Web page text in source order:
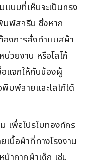
บบที่เห็นจะเป็นทรง
พ์สกรีน ซึ่งหาก
องการสั่งทำแมสผ้า
น่วยงาน หรือโลโก้
แจกให้กับน้องผู้
มพ์ลายและโลโก้ได้
เพื่อโปรโมทองค์กร
เนื้อผ้าที่ทางโรงงาน
ากากผ้าเด็ก เช่น